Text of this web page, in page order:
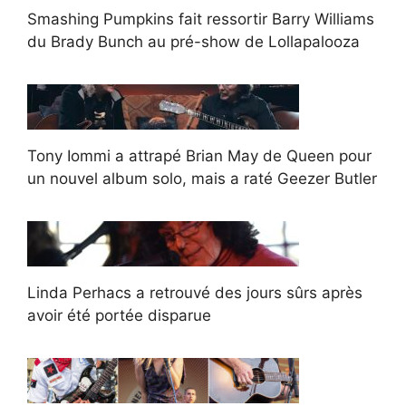
Smashing Pumpkins fait ressortir Barry Williams
du Brady Bunch au pré-show de Lollapalooza
Tony Iommi a attrapé Brian May de Queen pour
un nouvel album solo, mais a raté Geezer Butler
Linda Perhacs a retrouvé des jours sûrs après
avoir été portée disparue